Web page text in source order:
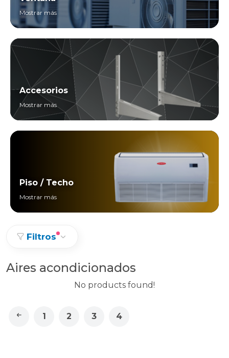
Mostrar más
Accesorios
Mostrar más
Piso / Techo
Mostrar más
Filtros
Aires acondicionados
No products found!
1 2 3 4